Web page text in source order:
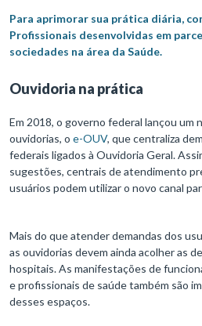
Para aprimorar sua prática diária,
Profissionais desenvolvidas em
sociedades na área da Saúde.
Ouvidoria na prática
Em 2018, o governo federal lançou um
ouvidorias, o e-OUV, que centraliza
federais ligados à Ouvidoria Geral.
sugestões, centrais de atendimento
usuários podem utilizar o novo canal
Mais do que atender demandas dos
as ouvidorias devem ainda acolher as
hospitais. As manifestações de
e profissionais de saúde também são
desses espaços.